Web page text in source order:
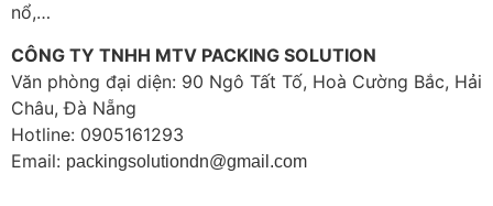
nổ,…
CÔNG TY TNHH MTV PACKING SOLUTION
Văn phòng đại diện: 90 Ngô Tất Tố, Hoà Cường Bắc, Hải
Châu, Đà Nẵng
Hotline: 0905161293
Email: packingsolutiondn@gmail.com